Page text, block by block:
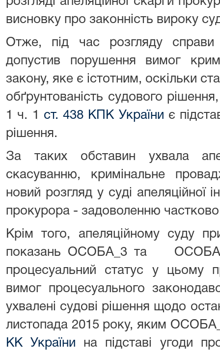
висновку про законність вироку
Отже, під час розгляду справи
допустив порушення вимог
закону, яке є істотним, оскільки
обґрунтованість судового
1 ч. 1 ст. 438 КПК України є
рішення.
За таких обставин ухвала
скасуванню, кримінальне
новий розгляд у суді апеляційної
прокурора - задоволенню
Крім того, апеляційному суду
показань ОСОБА_3 та ОСОБА_4
процесуальний статус у цьому
вимог процесуального
ухвалені судові рішення щодо
листопада 2015 року, яким
КК України на підставі угоди